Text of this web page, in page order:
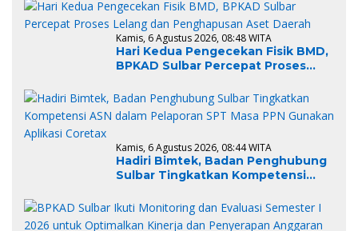
Kamis, 6 Agustus 2026, 08:48 WITA
Hari Kedua Pengecekan Fisik BMD,
BPKAD Sulbar Percepat Proses
Daerah
Kamis, 6 Agustus 2026, 08:44 WITA
Hadiri Bimtek, Badan Penghubung
Sulbar Tingkatkan Kompetensi
PPN Gunakan Aplikasi Coretax